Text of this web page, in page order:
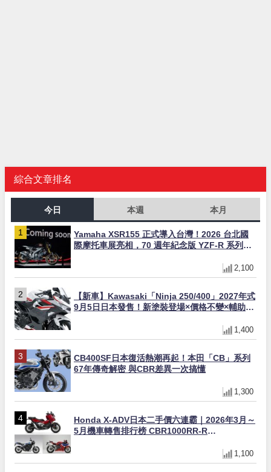
綜合文章排名
今日 本週 本月
Yamaha XSR155 正式導入台灣！2026 台北國
際摩托車展亮相，70 週年紀念版 YZF-R 系列限
2,100
【新車】Kawasaki「Ninja 250/400」2027年式
9月5日日本發售！新塗裝登場×價格不變×輔助滑
1,400
CB400SF日本復活熱潮再起！本田「CB」系列
67年傳奇解密 與CBR差異一次搞懂
1,300
Honda X-ADV日本二手價六連霸｜2026年3月～
5月機車轉售排行榜 CBR1000RR-R
1,100